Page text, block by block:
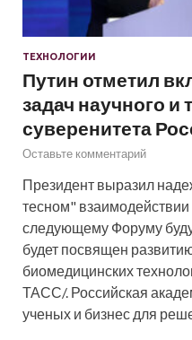
ТЕХНОЛОГИИ
Путин отметил
задач научного и
суверенитета
Оставьте комментарий
Президент выразил
тесном" взаимодействии
следующему Форуму
будет посвящен
биомедицинских
ТАСС/. Российская
ученых и бизнес для